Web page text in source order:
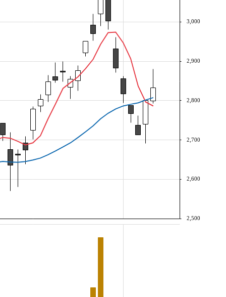
2,500
2,600
2,700
2,800
2,900
3,000